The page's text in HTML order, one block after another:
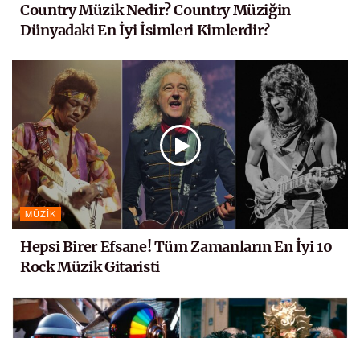
Country Müzik Nedir? Country Müziğin
Dünyadaki En İyi İsimleri Kimlerdir?
MÜZIK
Hepsi Birer Efsane! Tüm Zamanların En İyi 10
Rock Müzik Gitaristi